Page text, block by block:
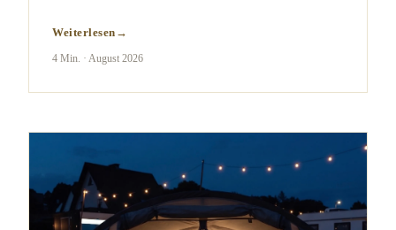
Weiterlesen
4 Min. · August 2026